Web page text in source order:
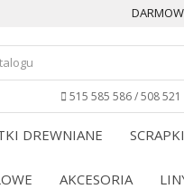
515 585 586 / 508 521
DREWNIANE SCRAPKI
AKCESORIA